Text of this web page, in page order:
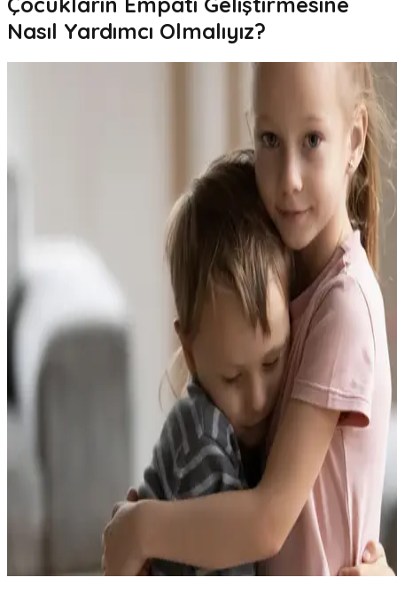
Nasıl Yardımcı Olmalıyız?